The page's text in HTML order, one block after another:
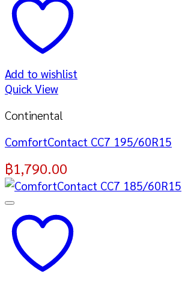
Add to wishlist
Quick View
Continental
ComfortContact CC7 195/60R15
฿1,790.00